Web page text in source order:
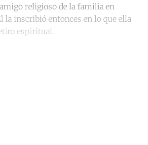
religioso de la familia en
la inscribió entonces en lo que ella
espiritual.